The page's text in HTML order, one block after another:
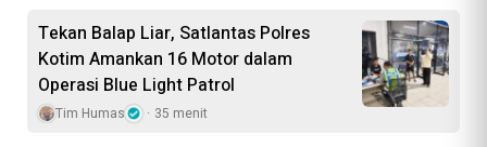
Tekan Balap Liar, Satlantas Polres
Kotim Amankan 16 Motor dalam
Operasi Blue Light Patrol
Tim Humas 35 menit